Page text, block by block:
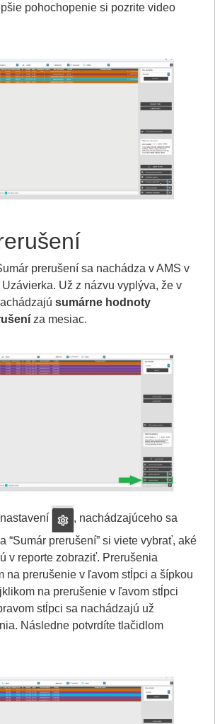
pohochopenie si pozrite video
prerušení sa nachádza v AMS v
Už z názvu vyplýva, že v
sumárne hodnoty
za mesiac.
, nachádzajúceho sa
“Sumár prerušení” si viete vybrať, aké
v reporte zobraziť. Prerušenia
na prerušenie v ľavom stĺpci a šípkou
na prerušenie v ľavom stĺpci
stĺpci sa nachádzajú už
Následne potvrdíte tlačidlom